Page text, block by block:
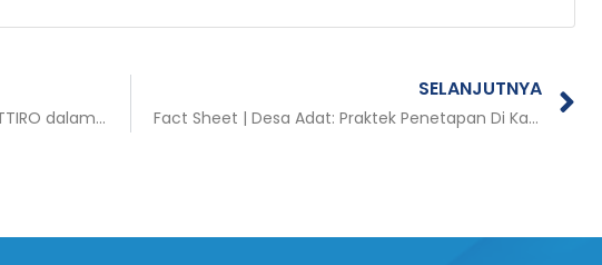
Berjuang Bersama | Pengalaman PATTIRO dalam Pendampingan dan Advokasi Kebijakan Menuju Pelayanan Publik Yang Ramah Disabilitas
SELANJUTNYA
Fact Sheet | Desa Adat: Praktek Penetapan Di Kabupaten Siak